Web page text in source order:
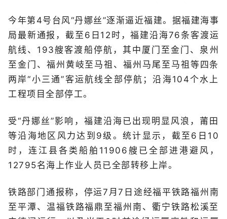
今年第4号台风“丹娜丝”逐渐逼近福建。据福建海事
局最新通报，截至6日12时，福建沿海76条客渡运
航线、193艘客渡船停航，其中厦门至金门、泉州
至金门、福州黄岐至马祖、福州马尾至马祖等四条
两岸“小三通”客运航线全部停航；沿海104个水上
工程项目全部停工。
受“丹娜丝”影响，福建沿海已出现明显风浪，莆田
等沿海地区风力达到9级。统计显示，截至6日10
时，连江县各类船舶11906艘已全部进港避风，
12795名海上作业人员已全部转移上岸。
铁路部门通报称，停运7月7日途经福平铁路福州南
至平潭、温福铁路福鼎至福州南、衢宁铁路松溪至